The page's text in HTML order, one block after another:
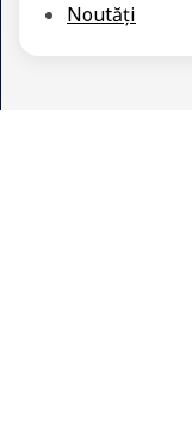
Noutăți